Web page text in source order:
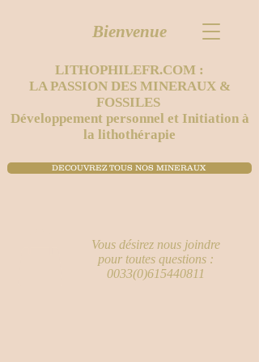
Vous désirez nous joindre
pour toutes questions :
0033(0)615440811
Bienvenue
LITHOPHILEFR.COM :
LA PASSION DES MINERAUX &
FOSSILES
Développement personnel et Initiation à
la lithothérapie
DECOUVREZ TOUS NOS MINERAUX ​